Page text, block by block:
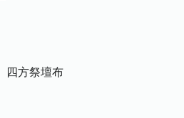
四方祭壇布